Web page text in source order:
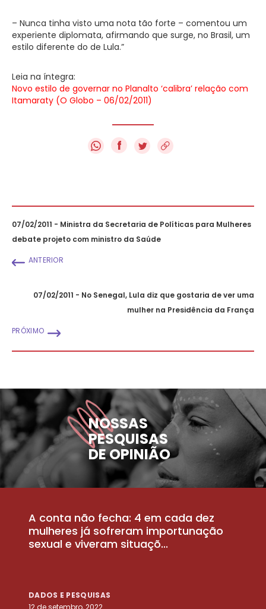
– Nunca tinha visto uma nota tão forte – comentou um
experiente diplomata, afirmando que surge, no Brasil, um
estilo diferente do de Lula.”
Leia na íntegra:
Novo estilo de governar no Planalto ‘calibra’ relação com
Itamaraty (O Globo – 06/02/2011)
f
07/02/2011 - Ministra da Secretaria de Políticas para Mulheres
debate projeto com ministro da Saúde
ANTERIOR
07/02/2011 - No Senegal, Lula diz que gostaria de ver uma
mulher na Presidência da França
PRÓXIMO
NOSSAS
PESQUISAS
DE OPINIÃO
A conta não fecha: 4 em cada dez
mulheres já sofreram importunação
sexual e viveram situaçõ...
DADOS E PESQUISAS
12 de setembro, 2022